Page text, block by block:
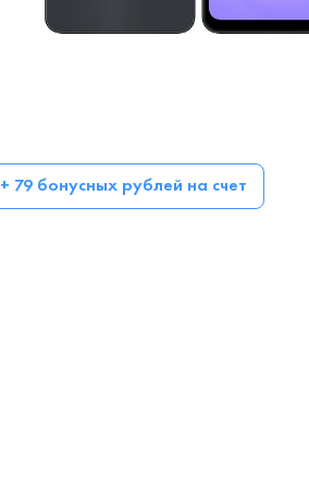
+ 79 бонусных рублей на счет